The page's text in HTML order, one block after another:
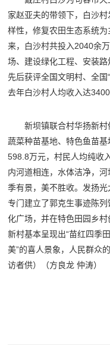
家赵亚夫的带领下，白沙
样性，修复农田生态系统
来，白沙村共投入2040余
场、建设绿化工程、安装
先后获评全国文明村、全国
去年白沙村人均收入达
新坝镇联合村华扬新村
蔬菜种苗基地、特色鱼苗
598.8万元，村民人均纯收
内河道相连，水体洁净，
季有景，美不胜收。发扬光
专门建立了郭克生事迹陈列
化广场，并在特色田园乡
新村基本呈现出“苗红四季
美”的喜人景象，人民群众
访者供）（方良龙 仲涛）